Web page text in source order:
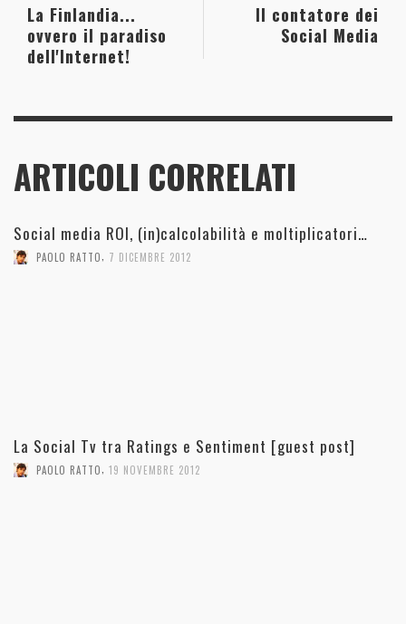
Il contatore dei
Social Media
La Finlandia...
ovvero il paradiso
dell'Internet!
ARTICOLI CORRELATI
Social media ROI, (in)calcolabilità e moltiplicatori…
PAOLO RATTO 7 DICEMBRE 2012
La Social Tv tra Ratings e Sentiment [guest post]
PAOLO RATTO 19 NOVEMBRE 2012